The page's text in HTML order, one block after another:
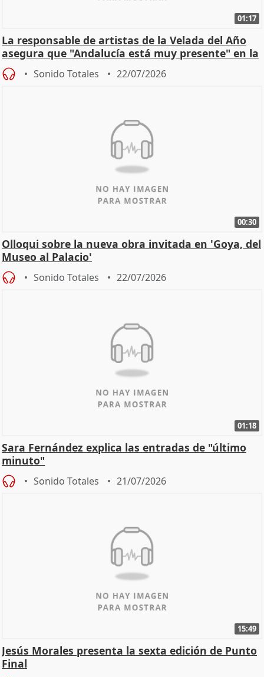
01:17
La responsable de artistas de la Velada del Año
asegura que "Andalucía está muy presente" en la
cita
Sonido Totales 22/07/2026
00:30
Olloqui sobre la nueva obra invitada en 'Goya, del
Museo al Palacio'
Sonido Totales 22/07/2026
01:18
Sara Fernández explica las entradas de "último
minuto"
Sonido Totales 21/07/2026
15:49
Jesús Morales presenta la sexta edición de Punto
Final